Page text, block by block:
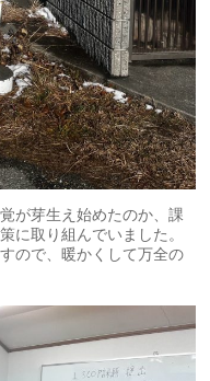
が芽生え始めたのか、課
に取り組んでいました。
ので、暖かくして万全の